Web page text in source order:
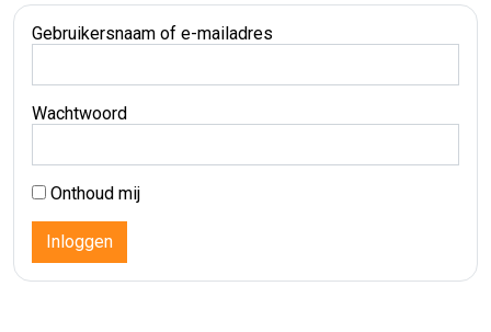
Gebruikersnaam of e-mailadres
Wachtwoord
Onthoud mij